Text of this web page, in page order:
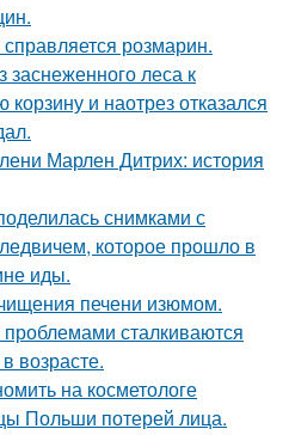
розмарин.
леса к
и наотрез отказался
Марлен Дитрих: история
снимками с
которое прошло в
иды.
печени изюмом.
сталкиваются
возрасте.
на косметологе
Польши потерей лица.